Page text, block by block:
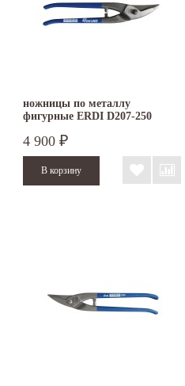
ножницы по металлу
фигурные ERDI D207-250
4 900 ₽